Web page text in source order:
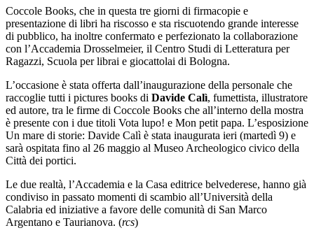
Coccole Books, che in questa tre giorni di firmacopie e
presentazione di libri ha riscosso e sta riscuotendo grande interesse
di pubblico, ha inoltre confermato e perfezionato la collaborazione
con l’Accademia Drosselmeier, il Centro Studi di Letteratura per
Ragazzi, Scuola per librai e giocattolai di Bologna.
L’occasione è stata offerta dall’inaugurazione della personale che
raccoglie tutti i pictures books di Davide Calì, fumettista, illustratore
ed autore, tra le firme di Coccole Books che all’interno della mostra
è presente con i due titoli Vota lupo! e Mon petit papa. L’esposizione
Un mare di storie: Davide Calì è stata inaugurata ieri (martedì 9) e
sarà ospitata fino al 26 maggio al Museo Archeologico civico della
Città dei portici.
Le due realtà, l’Accademia e la Casa editrice belvederese, hanno già
condiviso in passato momenti di scambio all’Università della
Calabria ed iniziative a favore delle comunità di San Marco
Argentano e Taurianova. (rcs)